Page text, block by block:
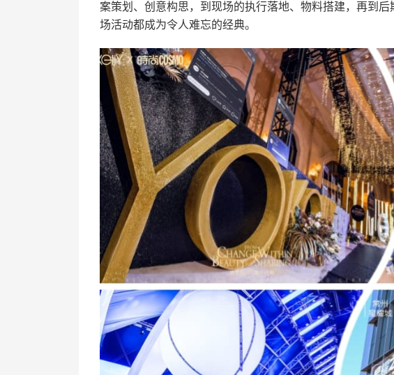
案策划、创意构思，到现场的执行落地、物料搭建，再到
场活动都成为令人难忘的经典。